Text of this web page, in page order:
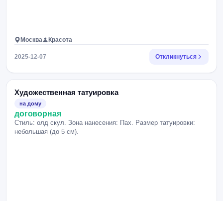
Москва Красота
2025-12-07 Откликнуться
Художественная татуировка
на дому
договорная
Стиль: олд скул. Зона нанесения: Пах. Размер татуировки:
небольшая (до 5 см).